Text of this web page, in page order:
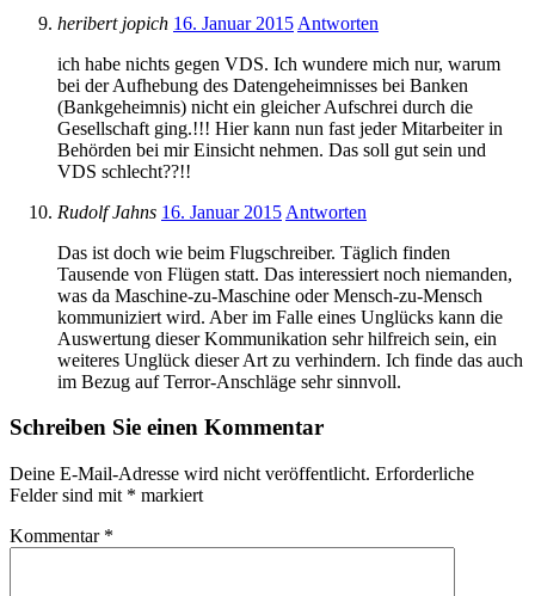
heribert jopich 16. Januar 2015 Antworten
ich habe nichts gegen VDS. Ich wundere mich nur, warum
bei der Aufhebung des Datengeheimnisses bei Banken
(Bankgeheimnis) nicht ein gleicher Aufschrei durch die
Gesellschaft ging.!!! Hier kann nun fast jeder Mitarbeiter in
Behörden bei mir Einsicht nehmen. Das soll gut sein und
VDS schlecht??!!
Rudolf Jahns 16. Januar 2015 Antworten
Das ist doch wie beim Flugschreiber. Täglich finden
Tausende von Flügen statt. Das interessiert noch niemanden,
was da Maschine-zu-Maschine oder Mensch-zu-Mensch
kommuniziert wird. Aber im Falle eines Unglücks kann die
Auswertung dieser Kommunikation sehr hilfreich sein, ein
weiteres Unglück dieser Art zu verhindern. Ich finde das auch
im Bezug auf Terror-Anschläge sehr sinnvoll.
Schreiben Sie einen Kommentar
Deine E-Mail-Adresse wird nicht veröffentlicht. Erforderliche
Felder sind mit * markiert
Kommentar *